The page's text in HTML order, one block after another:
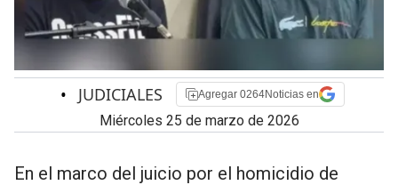
• JUDICIALES Agregar 0264Noticias en
miércoles 25 de marzo de 2026
En el marco del juicio por el homicidio de